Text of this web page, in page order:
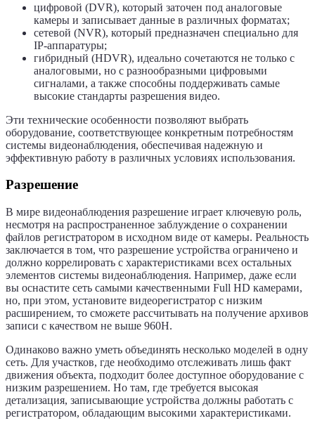
цифровой (DVR), который заточен под аналоговые
камеры и записывает данные в различных форматах;
сетевой (NVR), который предназначен специально для
IP-аппаратуры;
гибридный (HDVR), идеально сочетаются не только с
аналоговыми, но с разнообразными цифровыми
сигналами, а также способны поддерживать самые
высокие стандарты разрешения видео.
Эти технические особенности позволяют выбрать
оборудование, соответствующее конкретным потребностям
системы видеонаблюдения, обеспечивая надежную и
эффективную работу в различных условиях использования.
Разрешение
В мире видеонаблюдения разрешение играет ключевую роль,
несмотря на распространенное заблуждение о сохранении
файлов регистратором в исходном виде от камеры. Реальность
заключается в том, что разрешение устройства ограничено и
должно коррелировать с характеристиками всех остальных
элементов системы видеонаблюдения. Например, даже если
вы оснастите сеть самыми качественными Full HD камерами,
но, при этом, установите видеорегистратор с низким
расширением, то сможете рассчитывать на получение архивов
записи с качеством не выше 960Н.
Одинаково важно уметь объединять несколько моделей в одну
сеть. Для участков, где необходимо отслеживать лишь факт
движения объекта, подходит более доступное оборудование с
низким разрешением. Но там, где требуется высокая
детализация, записывающие устройства должны работать с
регистратором, обладающим высокими характеристиками.